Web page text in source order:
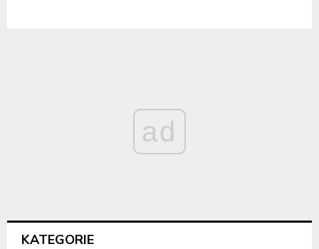
ad
KATEGORIE